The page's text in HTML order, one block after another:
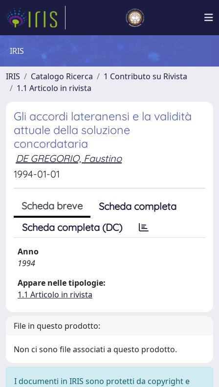
IRIS
IRIS Catalogo Ricerca
1 Contributo su Rivista
1.1 Articolo in rivista
Gli accordi lateranensi e la validità
attuale della soluzione
concordataria
DE GREGORIO, Faustino
1994-01-01
Scheda breve
Scheda completa
Scheda completa (DC)
Anno
1994
Appare nelle tipologie:
1.1 Articolo in rivista
File in questo prodotto:
Non ci sono file associati a questo prodotto.
I documenti in IRIS sono protetti da copyright e